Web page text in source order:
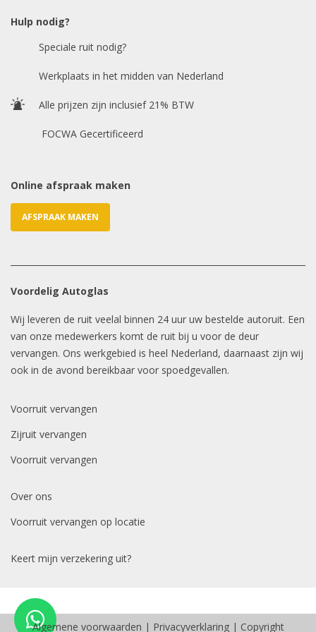
E-mailadres *
Hulp nodig?
Speciale ruit nodig?
Werkplaats in het midden van Nederland
Alle prijzen zijn inclusief 21% BTW
FOCWA Gecertificeerd
Online afspraak maken
AFSPRAAK MAKEN
Voordelig Autoglas
Wij leveren de ruit veelal binnen 24 uur uw bestelde autoruit. Een
van onze medewerkers komt de ruit bij u voor de deur
vervangen. Ons werkgebied is heel Nederland, daarnaast zijn wij
ook in de avond bereikbaar voor spoedgevallen.
Voorruit vervangen
Zijruit vervangen
Voorruit vervangen
Over ons
Voorruit vervangen op locatie
Keert mijn verzekering uit?
Algemene voorwaarden | Privacyverklaring| Copyright